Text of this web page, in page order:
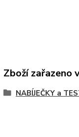
Zboží zařazeno
NABÍJEČKY a